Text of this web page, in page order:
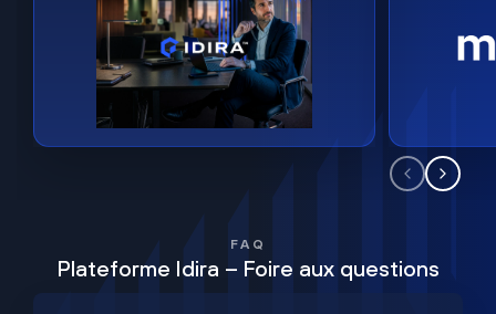
FAQ
Plateforme Idira – Foire aux questions